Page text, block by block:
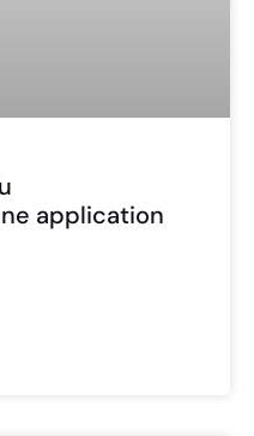
application